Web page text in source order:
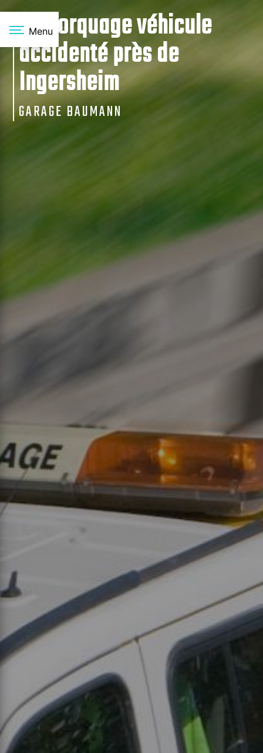
Menu
Remorquage véhicule
accidenté près de
Ingersheim
GARAGE BAUMANN